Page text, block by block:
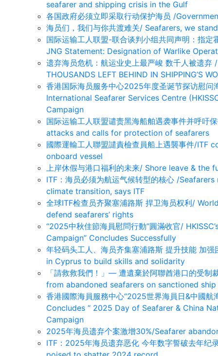
seafarer and shipping crisis in the Gulf
各国政府必须立即采取行动保护海员 /
海员们，我们与你共渡难关/ Seafarers, we
国际运输工人联盟-联合谈判小组共同声明：指
JNG Statement: Designation of Warlike
遗弃海员危机：航运业史上最严峻 数千人被遗弃
THOUSANDS LEFT BEHIND IN SHIPPING’S
香港国际海员服务中心2025年度圣诞节探访慰
International Seafarer Services Centre
Campaign
国际运输工人联盟谴责黑海船舶遇袭事件并呼吁
attacks and calls for protection of seafarers
國際運輸工人聯盟譴責檢查員船上遇襲事件/ITF
onboard vessel
上岸休假与港口福利的未来/ Shore leave &
ITF：海员必须为航运气候转型的核心 /
climate transition, says ITF
全球ITF检查员齐聚塞浦路斯 捍卫海员权利/
defend seafarers’ rights
“2025中秋佳節海員慰問行動”圓滿收官/
Campaign” Concludes Successfully
年轻码头工人、海员齐集塞浦路斯 提升技能 加
in Cyprus to build skills and solidarity
「請救救我們！」— 遭遺棄於阿聯酋港口的受制
from abandoned seafarers on sanctioned ship
香港國際海員服務中心“2025世界海員日&中國航
Concludes “ 2025 Day of Seafarer & China
Campaign
2025年海员遗弃个案激增30%/Seafarer
ITF：2025年海员遗弃恶化 今年数字誓破去年